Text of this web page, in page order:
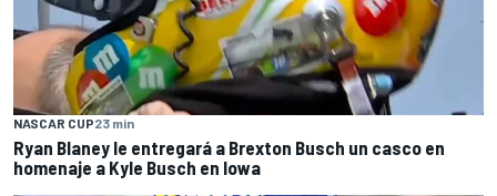
NASCAR CUP23 min
Ryan Blaney le entregará a Brexton Busch un casco en
homenaje a Kyle Busch en Iowa